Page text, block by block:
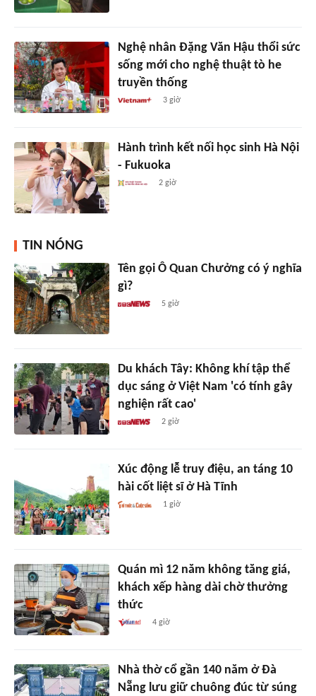
Nghệ nhân Đặng Văn Hậu thổi sức
sống mới cho nghệ thuật tò he
truyền thống
3 giờ
Hành trình kết nối học sinh Hà Nội
- Fukuoka
2 giờ
TIN NÓNG
Tên gọi Ô Quan Chưởng có ý nghĩa
gì?
5 giờ
Du khách Tây: Không khí tập thể
dục sáng ở Việt Nam 'có tính gây
nghiện rất cao'
2 giờ
Xúc động lễ truy điệu, an táng 10
hài cốt liệt sĩ ở Hà Tĩnh
1 giờ
Quán mì 12 năm không tăng giá,
khách xếp hàng dài chờ thưởng
thức
4 giờ
Nhà thờ cổ gần 140 năm ở Đà
Nẵng lưu giữ chuông đúc từ súng